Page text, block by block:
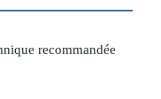
recommandée